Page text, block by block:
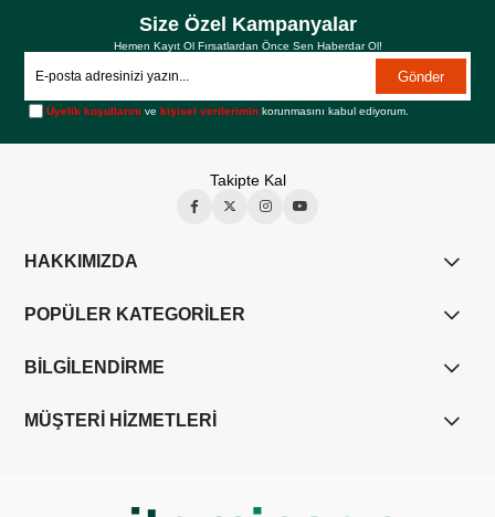
Size Özel Kampanyalar
Hemen Kayıt Ol Fırsatlardan Önce Sen Haberdar Ol!
Gönder
Üyelik koşullarını vekişisel verilerimin korunmasını kabul ediyorum.
Takipte Kal
HAKKIMIZDA
POPÜLER KATEGORİLER
BİLGİLENDİRME
MÜŞTERİ HİZMETLERİ